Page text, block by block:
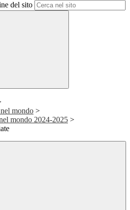
del sito
mondo >
mondo 2024-2025 >